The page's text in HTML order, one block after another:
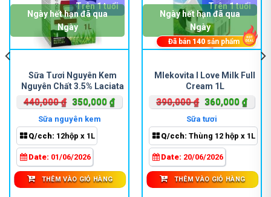
Sữa Tươi Nguyên Kem
Nguyên Chất 3.5% Laciata
440,000₫ Giá
gốc
là:
440,000 ₫.
350,000 ₫Giá
350,000 ₫.
Sữa nguyên kem
Q/cch: 12hộp x 1L
Date: 01/06/2026
Trên 1 tuổi
Ngày hết hạn đã qua
Ngày
THÊM VÀO GIỎ HÀNG
Mlekovita I Love Milk Full
Cream 1L
390,000₫ Giá
gốc
là:
390,000 ₫.
360,000 ₫Giá
tại
là:
Sữa tươi
Q/cch: Thùng 12 hộp x 1L
Date: 20/06/2026
Trên 1 tuổi
Ngày hết hạn đã qua
Ngày
Đã bán 140 sản phẩm
THÊM VÀO GIỎ HÀNG
₫.